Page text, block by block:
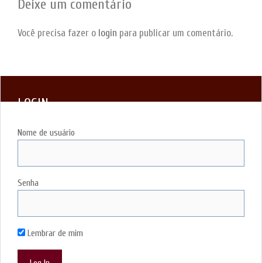
Deixe um comentário
Você precisa fazer o login para publicar um comentário.
LOGIN
Nome de usuário
Senha
Lembrar de mim